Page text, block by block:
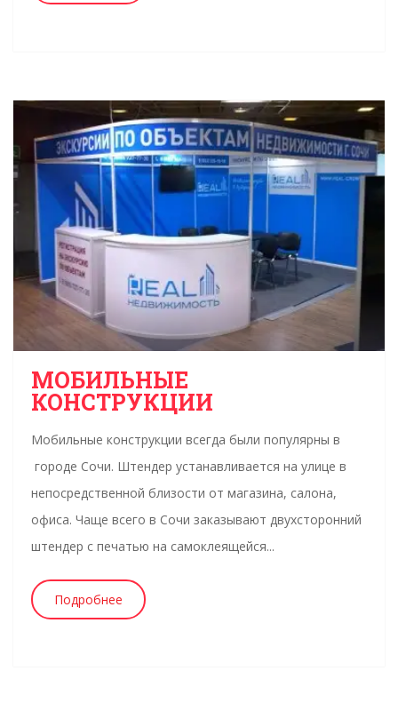
МОБИЛЬНЫЕ
КОНСТРУКЦИИ
Мобильные конструкции всегда были популярны в
городе Сочи. Штендер устанавливается на улице в
непосредственной близости от магазина, салона,
офиса. Чаще всего в Сочи заказывают двухсторонний
штендер с печатью на самоклеящейся...
Подробнее